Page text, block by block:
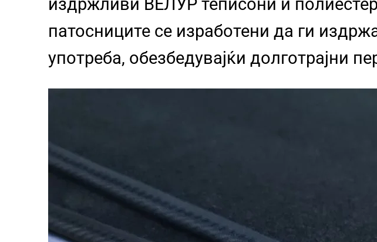
издржливи ВЕЛУР теписони и
патосниците се изработени да ги
употреба, обезбедувајќи долготрајни